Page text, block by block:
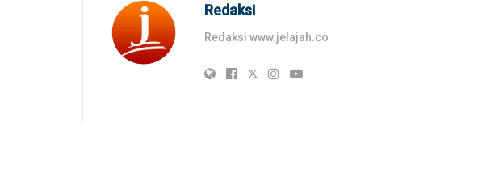
Redaksi
Redaksi www.jelajah.co